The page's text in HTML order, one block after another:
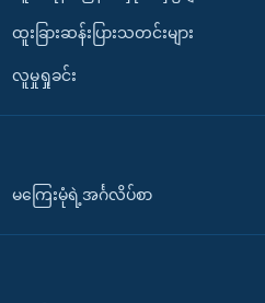
ထူးခြားဆန်းပြားသတင်းများ
လူမှုရှုခင်း
မကြေးမုံရဲ့အင်္ဂလိပ်စာ